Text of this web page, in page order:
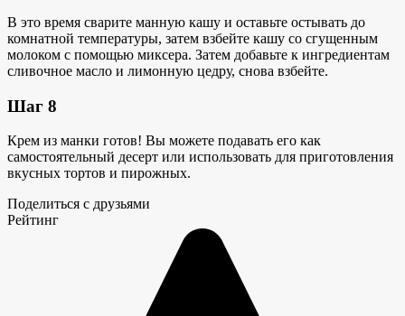
В это время сварите манную кашу и оставьте остывать до
комнатной температуры, затем взбейте кашу со сгущенным
молоком с помощью миксера. Затем добавьте к ингредиентам
сливочное масло и лимонную цедру, снова взбейте.
Шаг 8
Крем из манки готов! Вы можете подавать его как
самостоятельный десерт или использовать для приготовления
вкусных тортов и пирожных.
Поделиться с друзьями
Рейтинг